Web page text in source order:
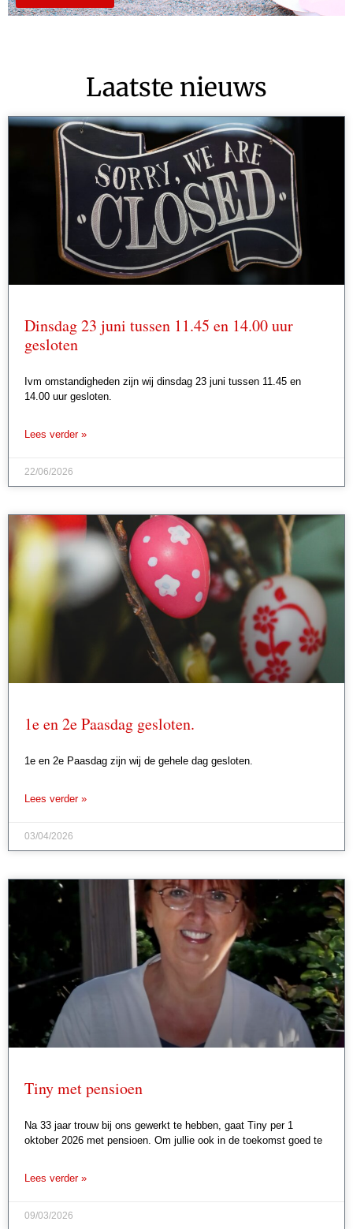
Laatste nieuws
Dinsdag 23 juni tussen 11.45 en 14.00 uur
gesloten
Ivm omstandigheden zijn wij dinsdag 23 juni tussen 11.45 en
14.00 uur gesloten.
Lees verder »
22/06/2026
1e en 2e Paasdag gesloten.
1e en 2e Paasdag zijn wij de gehele dag gesloten.
Lees verder »
03/04/2026
Tiny met pensioen
Na 33 jaar trouw bij ons gewerkt te hebben, gaat Tiny per 1
oktober 2026 met pensioen. Om jullie ook in de toekomst goed te
Lees verder »
09/03/2026